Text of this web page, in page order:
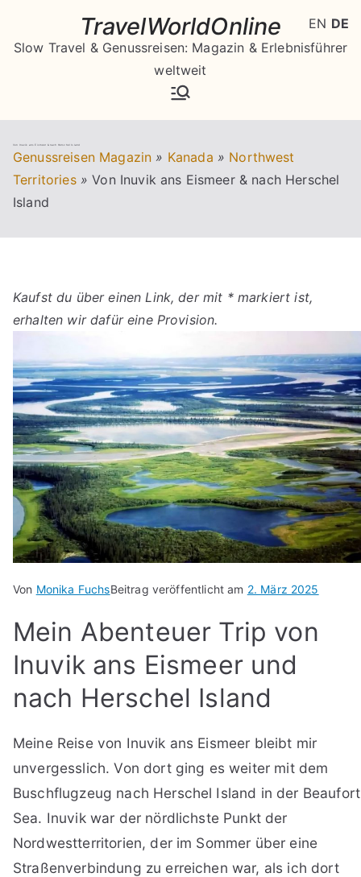
springen
TravelWorldOnline
Slow Travel & Genussreisen: Magazin & Erlebnisführer
weltweit
Von Inuvik ans Eismeer & nach Herschel Island
Genussreisen Magazin » Kanada » Northwest
Territories » Von Inuvik ans Eismeer & nach Herschel
Island
Kaufst du über einen Link, der mit * markiert ist,
erhalten wir dafür eine Provision.
Von Monika FuchsBeitrag veröffentlicht am 2. März 2025
Mein Abenteuer Trip von
Inuvik ans Eismeer und
nach Herschel Island
Meine Reise von Inuvik ans Eismeer bleibt mir
unvergesslich. Von dort ging es weiter mit dem
Buschflugzeug nach Herschel Island in der Beaufort
Sea. Inuvik war der nördlichste Punkt der
Nordwestterritorien, der im Sommer über eine
Straßenverbindung zu erreichen war, als ich dort
EN DE